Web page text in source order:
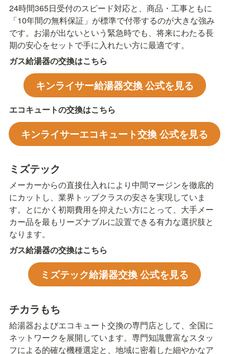
24時間365日受付のスピード対応と、商品・工事ともに
「10年間の無料保証」が標準で付帯するのが大きな強み
です。お湯が出ないという緊急時でも、将来にわたる長
期の安心をセットで手に入れたい方に最適です。
ガス給湯器の交換はこちら
キンライサー給湯器交換 公式を見る
エコキュートの交換はこちら
キンライサーエコキュート交換 公式を見る
ミズテック
メーカーからの直接仕入れにより中間マージンを徹底的
にカットし、業界トップクラスの安さを実現していま
す。とにかく初期費用を抑えたい方にとって、大手メー
カー品を最もリーズナブルに設置できる有力な選択肢と
なります。
ガス給湯器の交換はこちら
ミズテック給湯器交換 公式を見る
チカラもち
給湯器およびエコキュート交換の専門店として、全国に
ネットワークを展開しています。専門知識豊富なスタッ
フによる的確な機種選定と、地域に密着した細やかなア